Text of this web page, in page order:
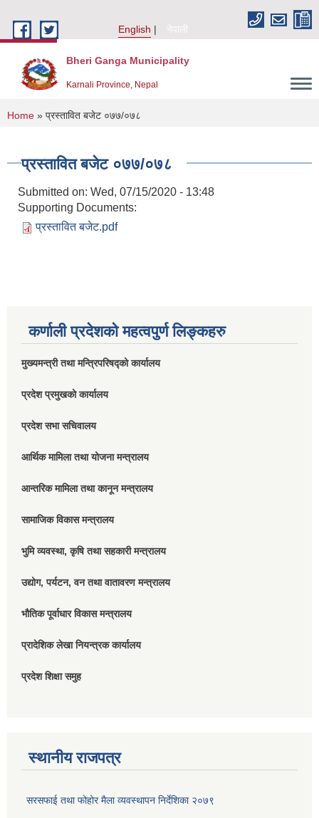
English
नेपाली
Bheri Ganga Municipality
Karnali Province, Nepal
You are here
Home » प्रस्तावित बजेट ०७७/०७८
प्रस्तावित बजेट ०७७/०७८
Submitted on: Wed, 07/15/2020 - 13:48
Supporting Documents:
प्रस्तावित बजेट.pdf
कर्णाली प्रदेशको महत्वपुर्ण लिङ्कहरु
मुख्यमन्त्री तथा मन्त्रिपरिषद्को कार्यालय
प्रदेश प्रमुखको कार्यालय
प्रदेश सभा सचिवालय
आर्थिक मामिला तथा योजना मन्त्रालय
आन्तरिक मामिला तथा कानून मन्त्रालय
सामाजिक विकास मन्त्रालय
भुमि व्यवस्था, कृषि तथा सहकारी मन्त्रालय
उद्योग, पर्यटन, वन तथा वातावरण मन्त्रालय
भौतिक पूर्वाधार विकास मन्त्रालय
प्रादेशिक लेखा नियन्त्रक कार्यालय
प्रदेश शिक्षा समुह
स्थानीय राजपत्र
सरसफाई तथा फोहोर मैला व्यवस्थापन निर्देशिका २०७९